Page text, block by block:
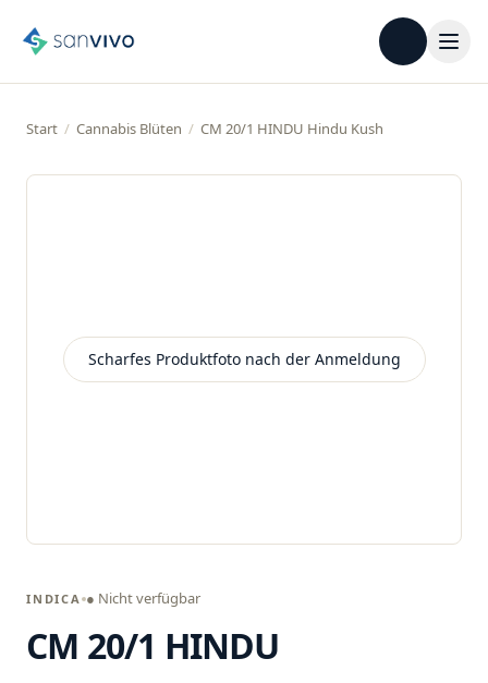
Start / Cannabis Blüten / CM 20/1 HINDU Hindu Kush
Scharfes Produktfoto nach der Anmeldung
INDICA ● Nicht verfügbar
CM 20/1 HINDU